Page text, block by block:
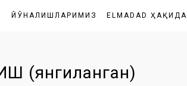
ЙЎНАЛИШЛАРИМИЗ ELMADAD ҲАҚИДА
(янгиланган)